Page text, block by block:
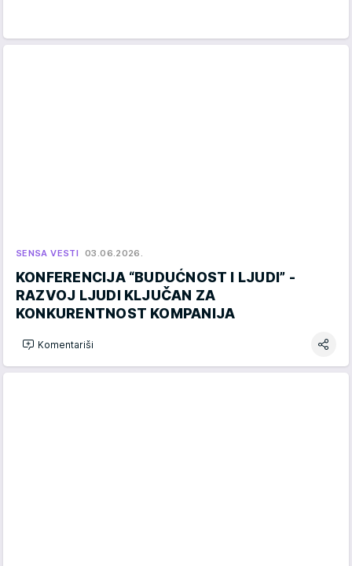
SENSA VESTI 03.06.2026.
KONFERENCIJA “BUDUĆNOST I LJUDI” -
RAZVOJ LJUDI KLJUČAN ZA
KONKURENTNOST KOMPANIJA
Komentariši